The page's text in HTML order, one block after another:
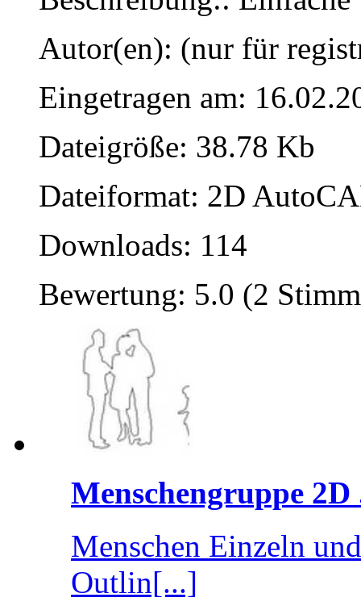
Autor(en): (nur für
Eingetragen am:
Dateigröße: 38.78 Kb
Dateiformat: 2D
Downloads: 114
Bewertung: 5.0 (2
Menschengruppe 2D
Menschen Einzeln
Outlin[...]